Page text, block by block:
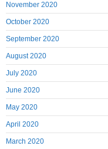
November 2020
October 2020
September 2020
August 2020
July 2020
June 2020
May 2020
April 2020
March 2020